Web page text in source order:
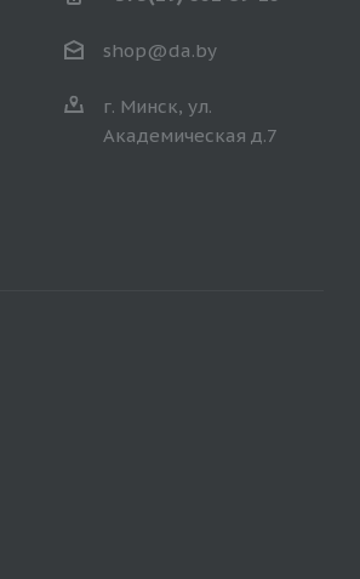
shop@da.by
г. Минск, ул.
Академическая д.7